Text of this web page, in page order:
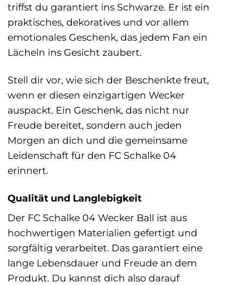
triffst du garantiert ins Schwarze. Er ist ein
praktisches, dekoratives und vor allem
emotionales Geschenk, das jedem Fan ein
Lächeln ins Gesicht zaubert.
Stell dir vor, wie sich der Beschenkte freut,
wenn er diesen einzigartigen Wecker
auspackt. Ein Geschenk, das nicht nur
Freude bereitet, sondern auch jeden
Morgen an dich und die gemeinsame
Leidenschaft für den FC Schalke 04
erinnert.
Qualität und Langlebigkeit
Der FC Schalke 04 Wecker Ball ist aus
hochwertigen Materialien gefertigt und
sorgfältig verarbeitet. Das garantiert eine
lange Lebensdauer und Freude an dem
Produkt. Du kannst dich also darauf